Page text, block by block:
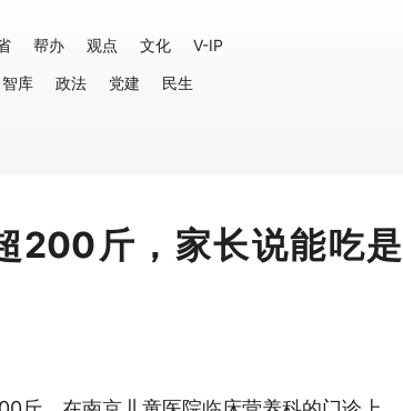
帮办 观点 文化
V-IP
智库 政法 党建
民生
200斤，家长说能吃是